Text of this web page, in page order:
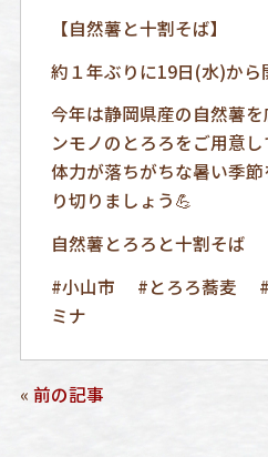
【自然薯と十割そば】
約１年ぶりに19日(水)から
今年は静岡県産の自然薯
ンモノのとろろをご用意し
体力が落ちがちな暑い季
り切りましょう💪
自然薯とろろと十割そ
#小山市 #とろろ蕎麦
ミナ
« 前の記事